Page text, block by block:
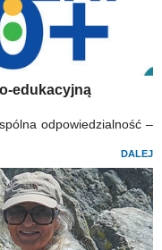
edukacyjną
odpowiedzialność –
DALEJ